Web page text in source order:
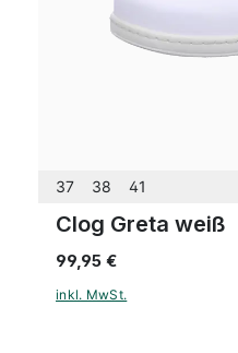
37 38 41
Clog Greta weiß
99,95 €
inkl. MwSt.